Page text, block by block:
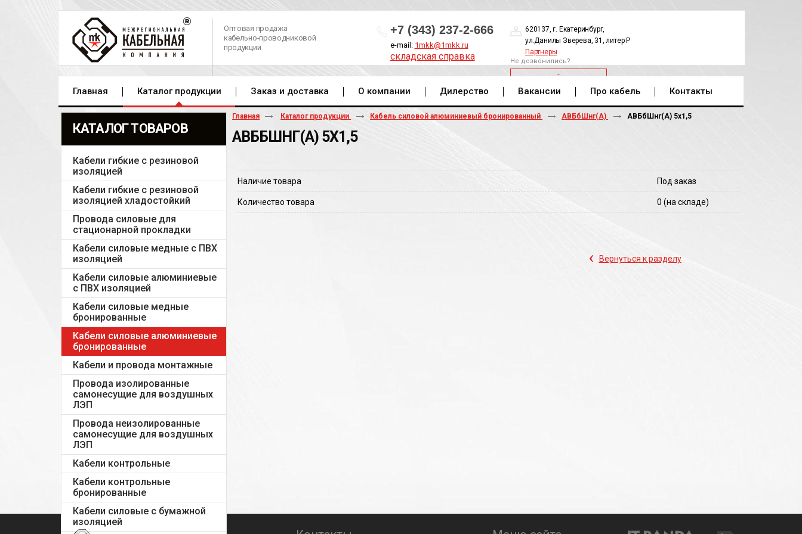
Оптовая продажа
кабельно-проводниковой
продукции
+7 (343) 237-2-666
e-mail: 1mkk@1mkk.ru
складская справка
620137, г. Екатеринбург,
ул.Данилы Зверева, 31, литер Р
Партнеры
Не дозвонились?
ОБРАТНЫЙ ЗВОНОК
Главная Каталог продукции Заказ и доставка О компании Дилерство Вакансии Про кабель Контакты
КАТАЛОГ ТОВАРОВ
Кабели гибкие с резиновой
изоляцией
Кабели гибкие с резиновой
изоляцией хладостойкий
Провода силовые для
стационарной прокладки
Кабели силовые медные с ПВХ
изоляцией
Кабели силовые алюминиевые
с ПВХ изоляцией
Кабели силовые медные
бронированные
Кабели силовые алюминиевые
бронированные
Кабели и провода монтажные
Провода изолированные
самонесущие для воздушных
ЛЭП
Провода неизолированные
самонесущие для воздушных
ЛЭП
Кабели контрольные
Кабели контрольные
бронированные
Кабели силовые с бумажной
изоляцией
Главная Каталог продукции Кабель силовой алюминиевый бронированный АВБбШнг(А) АВБбШнг(A) 5х1,5
АВББШНГ(A) 5Х1,5
Наличие товара Под заказ
Количество товара 0 (на складе)
‹ Вернуться к разделу